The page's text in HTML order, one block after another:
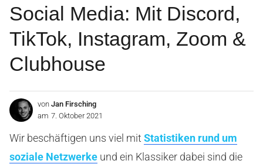
Social Media: Mit Discord,
TikTok, Instagram, Zoom &
Clubhouse
von Jan Firsching
am 7. Oktober 2021
Wir beschäftigen uns viel mit Statistiken rund um
soziale Netzwerke und ein Klassiker dabei sind die